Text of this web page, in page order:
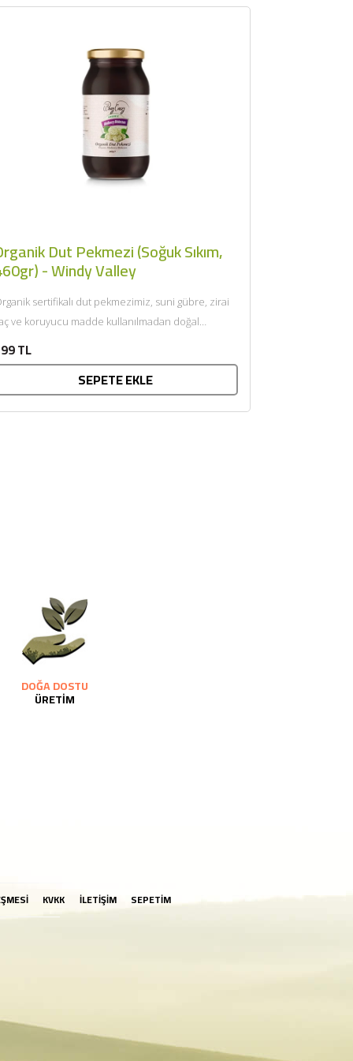
Dut Pekmezi (Soğuk Sıkım,
- Windy Valley
sertifikalı dut pekmezimiz, suni gübre, zirai
ve koruyucu madde kullanılmadan doğal
TL
SEPETE EKLE
DOĞA DOSTU
ÜRETİM
KVKK İLETİŞİM SEPETİM